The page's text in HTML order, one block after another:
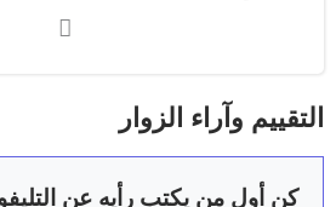
التقييم وآراء الزوار
كن أول من يكتب رأيه عن